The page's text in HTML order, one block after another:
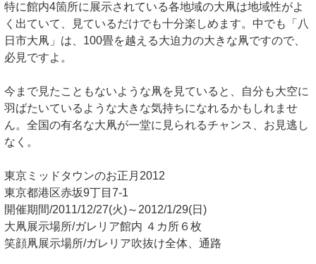
特に館内4箇所に展示されている各地域の大凧は地域性がよ
く出ていて、見ているだけでも十分楽しめます。中でも「八
日市大凧」は、100畳を越える大迫力の大きな凧ですので、
必見ですよ。
今まで見たこともないような凧を見ていると、自分も大空に
羽ばたいているような大きな気持ちになれるかもしれませ
ん。全国の有名な大凧が一堂に見られるチャンス、お見逃し
なく。
東京ミッドタウンのお正月2012
東京都港区赤坂9丁目7-1
開催期間/2011/12/27(火)～2012/1/29(日)
大凧展示場所/ガレリア館内 ４カ所６枚
笑顔凧展示場所/ガレリア吹抜け全体、通路